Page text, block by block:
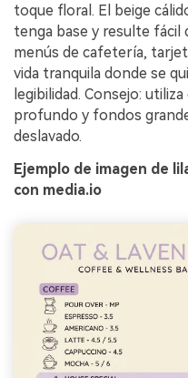
toque floral. El beige
tenga base y resulte fácil
menús de cafetería,
vida tranquila donde se
legibilidad. Consejo:
profundo y fondos
deslavado.
Ejemplo de imagen de
con media.io